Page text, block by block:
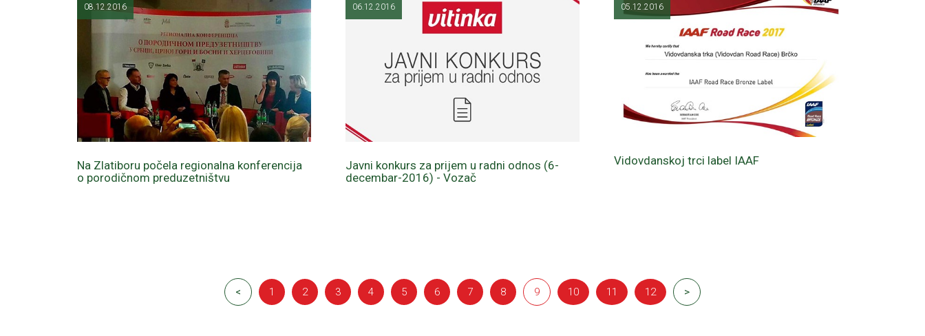
08.12.2016
Na Zlatiboru počela regionalna konferencija
o porodičnom preduzetništvu
06.12.2016
Javni konkurs za prijem u radni odnos (6-
decembar-2016) - Vozač
05.12.2016
Vidovdanskoj trci label IAAF
< 1 2 3 4 5 6 7 8 9 10 11 12 >